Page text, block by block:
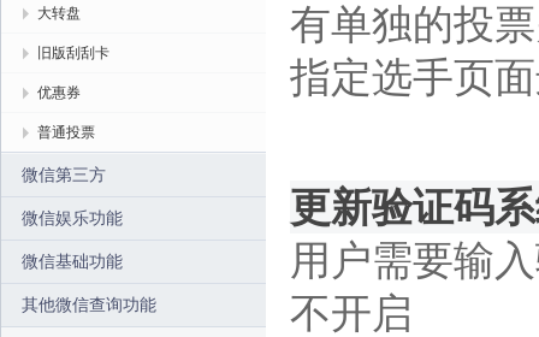
大转盘
旧版刮刮卡
优惠券
普通投票
微信第三方
微信娱乐功能
微信基础功能
其他微信查询功能
有单独的投
指定选手页
更新验证码
用户需要输
不开启